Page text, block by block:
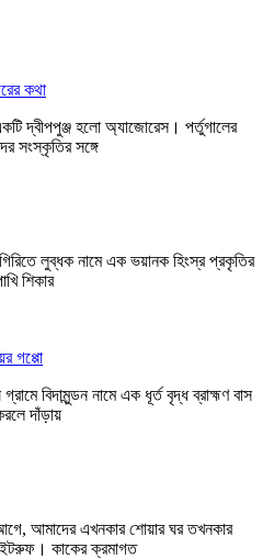
কথা
দ্বীপপুঞ্জ হলো অ্যাজোরেস। পর্তুগালের
সংস্কৃতির সঙ্গে
লুব্ধক নামে এক ভয়ানক হিংস্র প্রকৃতির
শিকার
গপ্পো
বিদামুন্ডন নামে এক ধূর্ত বৃদ্ধ ব্রাহ্মণ বাস
দাঁড়ায়
আমাদের এখনকার শোয়ার ঘর তখনকার
কাকের ক্রমাগত